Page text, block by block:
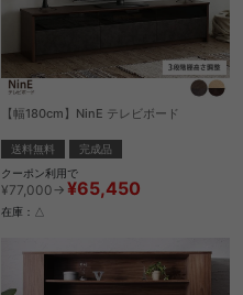
【幅180cm】NinE テレビボード
送料無料
完成品
クーポン利用で
¥77,000→ ¥65,450
在庫：△